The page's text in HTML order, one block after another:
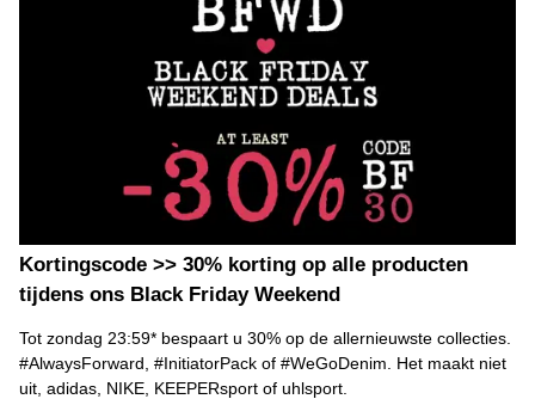
Kortingscode >> 30% korting op alle producten
tijdens ons Black Friday Weekend
Tot zondag 23:59* bespaart u 30% op de allernieuwste collecties.
#AlwaysForward, #InitiatorPack of #WeGoDenim. Het maakt niet
uit, adidas, NIKE, KEEPERsport of uhlsport.